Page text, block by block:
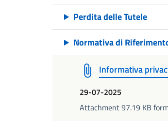
Perdita delle Tutele
Normativa di
Informativa
29-07-2025
Attachment 97.19 KB